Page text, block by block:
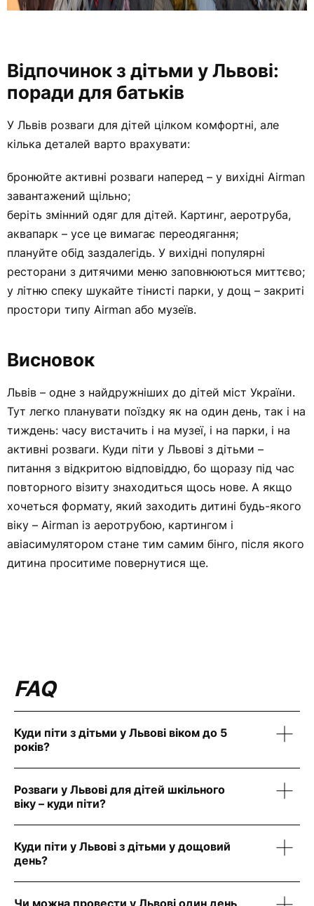
Відпочинок з дітьми у Львові:
поради для батьків
У Львів розваги для дітей цілком комфортні, але
кілька деталей варто врахувати:
бронюйте активні розваги наперед – у вихідні Airman
завантажений щільно;
беріть змінний одяг для дітей. Картинг, аеротруба,
аквапарк – усе це вимагає переодягання;
плануйте обід заздалегідь. У вихідні популярні
ресторани з дитячими меню заповнюються миттєво;
у літню спеку шукайте тінисті парки, у дощ – закриті
простори типу Airman або музеїв.
Висновок
Львів – одне з найдружніших до дітей міст України.
Тут легко планувати поїздку як на один день, так і на
тиждень: часу вистачить і на музеї, і на парки, і на
активні розваги. Куди піти у Львові з дітьми –
питання з відкритою відповіддю, бо щоразу під час
повторного візиту знаходиться щось нове. А якщо
хочеться формату, який заходить дитині будь-якого
віку – Airman із аеротрубою, картингом і
авіасимулятором стане тим самим бінго, після якого
дитина проситиме повернутися ще.
FAQ
Куди піти з дітьми у Львові віком до 5
років?
підходять Шевченківський гай, Стрийський
парк, парк культури з атракціонами, контактні
Розваги у Львові для дітей шкільного
віку – куди піти?
кулінарні і керамічні майстер-класи, музей
шоколаду з дегустацією. Старшим –
Куди піти у Львові з дітьми у дощовий
день?
музеї, лабіринт, кінотеатри, ТРЦ із ігровими
Чи можна провести у Львові один день